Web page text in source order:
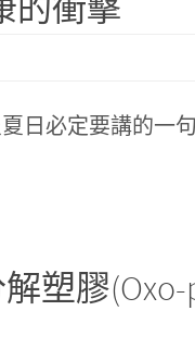
的衝擊
夏日必定要講的
膠(Oxo-